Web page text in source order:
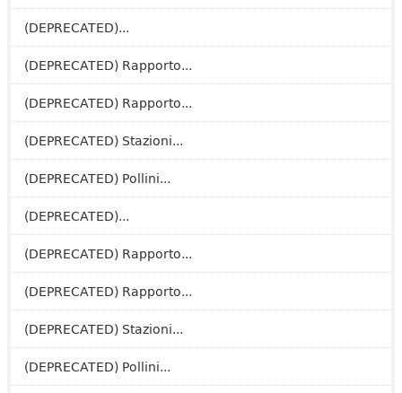
(DEPRECATED)...
(DEPRECATED) Rapporto...
(DEPRECATED) Rapporto...
(DEPRECATED) Stazioni...
(DEPRECATED) Pollini...
(DEPRECATED)...
(DEPRECATED) Rapporto...
(DEPRECATED) Rapporto...
(DEPRECATED) Stazioni...
(DEPRECATED) Pollini...